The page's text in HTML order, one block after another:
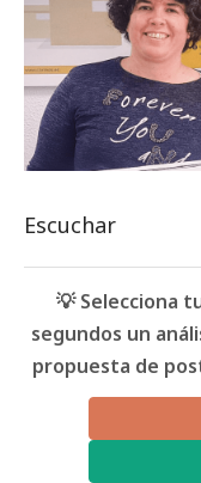
Escuchar
💡 Selecciona
segundos un
propuesta de